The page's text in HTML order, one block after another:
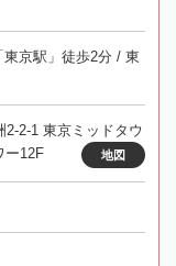
京駅」徒歩2分 / 東
2-1 東京ミッドタウ
ー12F
地図